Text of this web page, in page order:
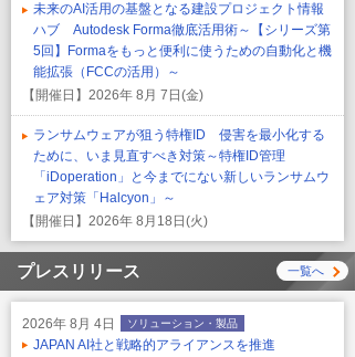
未来のAI活用の基盤となる建設プロジェクト情報
ハブ Autodesk Forma徹底活用術～【シリーズ第
5回】Formaをもっと便利に使うための自動化と機
能拡張（FCCの活用）～
【開催日】 2026年 8月 7日(金)
ランサムウェアが狙う特権ID 侵害を最小化する
ために、いま見直すべき対策～特権ID管理
「iDoperation」と今までにない新しいランサムウ
ェア対策「Halcyon」～
【開催日】 2026年 8月18日(火)
プレスリリース 一覧へ
2026年 8月 4日 ソリューション・製品
JAPAN AI社と戦略的アライアンスを推進